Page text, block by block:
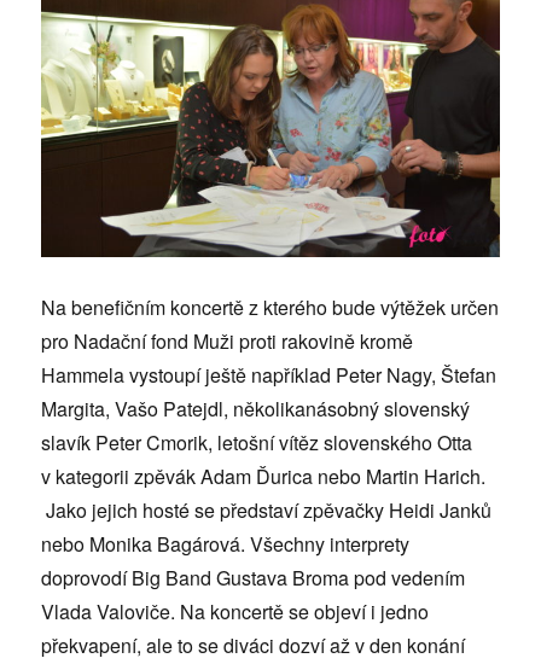
Na benefičním koncertě z kterého bude výtěžek určen
pro Nadační fond Muži proti rakovině kromě
Hammela vystoupí ještě například Peter Nagy, Štefan
Margita, Vašo Patejdl, několikanásobný slovenský
slavík Peter Cmorik, letošní vítěz slovenského Otta
v kategorii zpěvák Adam Ďurica nebo Martin Harich.
Jako jejich hosté se představí zpěvačky Heidi Janků
nebo Monika Bagárová. Všechny interprety
doprovodí Big Band Gustava Broma pod vedením
Vlada Valoviče. Na koncertě se objeví i jedno
překvapení, ale to se diváci dozví až v den konání